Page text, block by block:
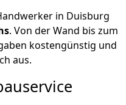
in Duisburg
. Von der Wand bis zum
kostengünstig und
aus.